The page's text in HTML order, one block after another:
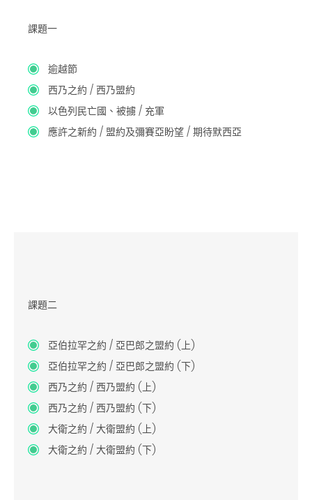
課題一
逾越節
西乃之約 / 西乃盟約
以色列民亡國、被擄 / 充軍
應許之新約 / 盟約及彌賽亞盼望 / 期待默西亞
課題二
亞伯拉罕之約 / 亞巴郎之盟約 (上)
亞伯拉罕之約 / 亞巴郎之盟約 (下)
西乃之約 / 西乃盟約 (上)
西乃之約 / 西乃盟約 (下)
大衛之約 / 大衛盟約 (上)
大衛之約 / 大衛盟約 (下)